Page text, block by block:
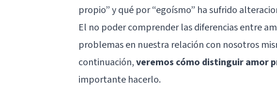
propio” y qué por “egoísmo” ha sufrido
El no poder comprender las diferencias entre
problemas en nuestra relación con nosotros
continuación,veremos cómo distinguir amor
importante hacerlo.